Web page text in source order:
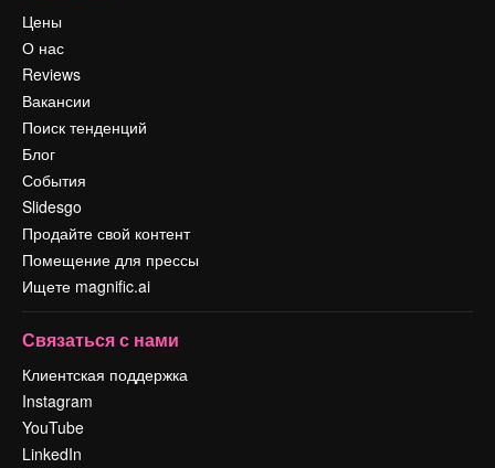
Цены
О нас
Reviews
Вакансии
Поиск тенденций
Блог
События
Slidesgo
Продайте свой контент
Помещение для прессы
Ищете magnific.ai
Связаться с нами
Клиентская поддержка
Instagram
YouTube
LinkedIn